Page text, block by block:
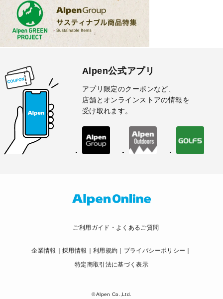
Alpen公式アプリ
アプリ限定のクーポンなど、
店舗とオンラインストアの情報を
受け取れます。
ご利用ガイド・よくあるご質問
企業情報 採用情報 利用規約
プライバシーポリシー
特定商取引法に基づく表示
© Alpen Co.,Ltd.